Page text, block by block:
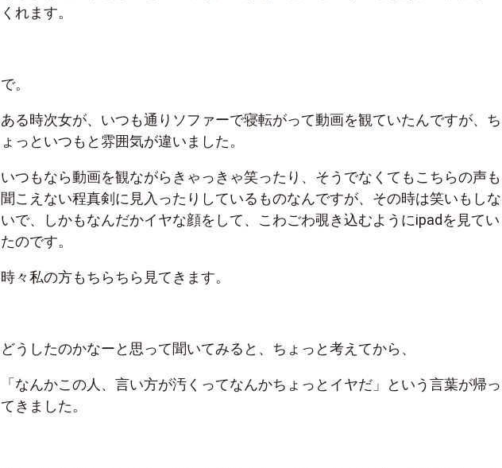
くれます。
で。
ある時次女が、いつも通りソファーで寝転がって動画を観ていたんですが、ち
ょっといつもと雰囲気が違いました。
いつもなら動画を観ながらきゃっきゃ笑ったり、そうでなくてもこちらの声も
聞こえない程真剣に見入ったりしているものなんですが、その時は笑いもしな
いで、しかもなんだかイヤな顔をして、こわごわ覗き込むようにipadを見てい
たのです。
時々私の方もちらちら見てきます。
どうしたのかなーと思って聞いてみると、ちょっと考えてから、
「なんかこの人、言い方が汚くってなんかちょっとイヤだ」という言葉が帰っ
てきました。